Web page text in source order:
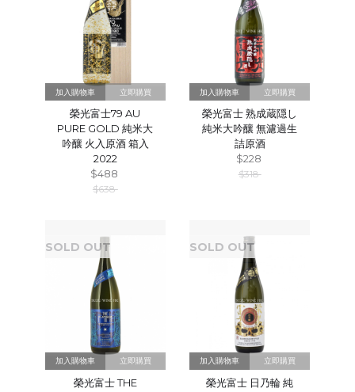
立即購買
榮光富士79 AU
PURE GOLD 純米大
吟釀 火入原酒 箱入
2022
$488
$638
立即購買
榮光富士 熟成蔵隠し
純米大吟釀 無濾過生
詰原酒
$228
$318
SOLD OUT
立即購買
榮光富士 THE
SOLD OUT
立即購買
榮光富士 日乃輪 純